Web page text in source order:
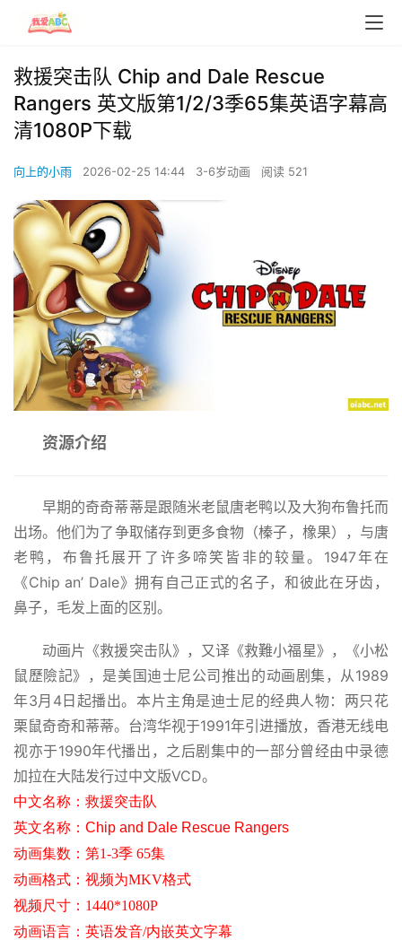
救援突击队 Chip and Dale Rescue
Rangers 英文版第1/2/3季65集英语字幕高
清1080P下载
向上的小雨 2026-02-25 14:44 3-6岁动画 阅读 521
资源介绍
早期的奇奇蒂蒂是跟随米老鼠唐老鸭以及大狗布鲁托而
出场。他们为了争取储存到更多食物（榛子，橡果），与唐
老鸭，布鲁托展开了许多啼笑皆非的较量。1947年在
《Chip an’ Dale》拥有自己正式的名子，和彼此在牙齿，
鼻子，毛发上面的区别。
动画片《救援突击队》，又译《救難小福星》，《小松
鼠歷險記》，是美国迪士尼公司推出的动画剧集，从1989
年3月4日起播出。本片主角是迪士尼的经典人物：两只花
栗鼠奇奇和蒂蒂。台湾华视于1991年引进播放，香港无线电
视亦于1990年代播出，之后剧集中的一部分曾经由中录德
加拉在大陆发行过中文版VCD。
中文名称： 救援突击队
英文名称： Chip and Dale Rescue Rangers
动画集数：第1-3季 65集
动画格式：视频为MKV格式
视频尺寸 ：1440*1080P
动画语言：英语发音/内嵌英文字幕